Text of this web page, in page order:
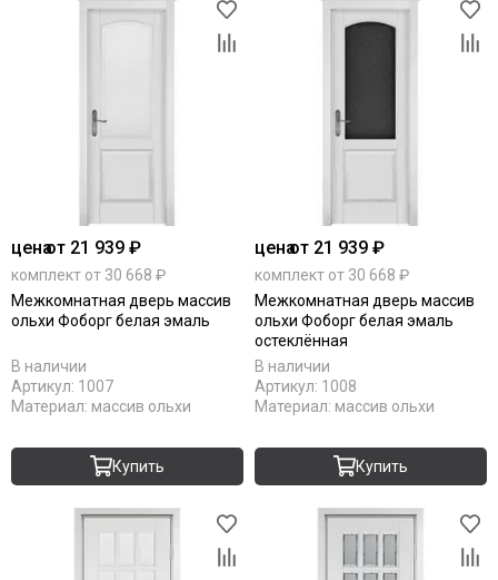
ценаот 21 939 ₽
комплект от 30 668 ₽
Межкомнатная дверь массив
ольхи Фоборг белая эмаль
В наличии
Артикул: 1007
Материал: массив ольхи
Купить
ценаот 21 939 ₽
комплект от 30 668 ₽
Межкомнатная дверь массив
ольхи Фоборг белая эмаль
остеклённая
В наличии
Артикул: 1008
Материал: массив ольхи
Купить